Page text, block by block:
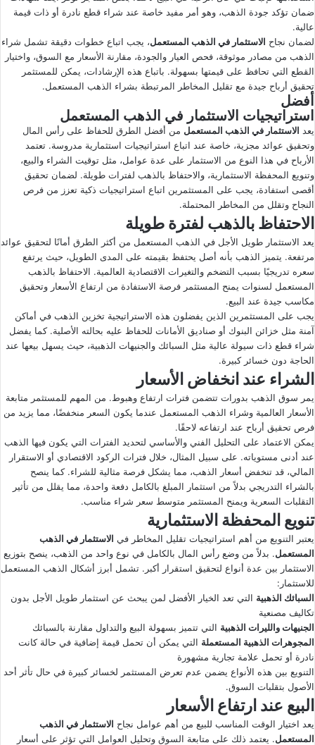
ضمان تؤكد جودة الذهب، وهو أمر مفيد خاصة عند شراء قطع نادرة أو ذات قيمة
عالية.
لضمان نجاح الاستثمار في الذهب المستعمل، يجب اتباع خطوات دقيقة تشمل شراء
الذهب من مصادر موثوقة، فحص العيار والجودة، مقارنة الأسعار مع السوق، واختيار
القطع التي تحافظ على قيمتها بسهولة. باتباع هذه الإرشادات، يمكن للمستثمر
تحقيق أرباح جيدة مع تقليل المخاطر المرتبطة بشراء الذهب المستعمل.
أفضل
استراتيجيات الاستثمار في الذهب المستعمل
يعد الاستثمار في الذهب المستعمل من أفضل الطرق للحفاظ على رأس المال
وتحقيق عوائد مجزية، خاصة عند اتباع استراتيجيات استثمارية مدروسة. تعتمد
الأرباح في هذا النوع من الاستثمار على عدة عوامل، مثل توقيت الشراء والبيع،
وتنويع المحفظة الاستثمارية، والاحتفاظ بالذهب لفترات طويلة. لضمان تحقيق
أقصى استفادة، يجب على المستثمرين اتباع استراتيجيات ذكية تعزز من فرص
النجاح وتقلل من المخاطر المحتملة.
الاحتفاظ بالذهب لفترة طويلة
يعد الاستثمار طويل الأجل في الذهب المستعمل من أكثر الطرق أمانًا لتحقيق عوائد
مرتفعة. يتميز الذهب بأنه أصل يحتفظ بقيمته على المدى الطويل، حيث يرتفع
سعره تدريجيًا بسبب التضخم والتغيرات الاقتصادية العالمية. الاحتفاظ بالذهب
المستعمل لسنوات يمنح المستثمر فرصة الاستفادة من ارتفاع الأسعار وتحقيق
مكاسب جيدة عند البيع.
يجب على المستثمرين الذين يفضلون هذه الاستراتيجية تخزين الذهب في أماكن
آمنة مثل خزائن البنوك أو صناديق الأمانات للحفاظ عليه بحالته الأصلية. كما يفضل
شراء قطع ذات سيولة عالية مثل السبائك والجنيهات الذهبية، حيث يسهل بيعها عند
الحاجة دون خسائر كبيرة.
الشراء عند انخفاض الأسعار
يمر سوق الذهب بدورات تتضمن فترات ارتفاع وهبوط. من المهم للمستثمر متابعة
الأسعار العالمية وشراء الذهب المستعمل عندما يكون السعر منخفضًا، مما يزيد من
فرص تحقيق أرباح عند ارتفاعه لاحقًا.
يمكن الاعتماد على التحليل الفني والأساسي لتحديد الفترات التي يكون فيها الذهب
عند أدنى مستوياته. على سبيل المثال، خلال فترات الركود الاقتصادي أو الاستقرار
المالي، قد تنخفض أسعار الذهب، مما يشكل فرصة مثالية للشراء. كما ينصح
بالشراء التدريجي بدلاً من استثمار المبلغ بالكامل دفعة واحدة، مما يقلل من تأثير
التقلبات السعرية ويمنح المستثمر متوسط سعر شراء مناسب.
تنويع المحفظة الاستثمارية
يعتبر التنويع من أهم استراتيجيات تقليل المخاطر في الاستثمار في الذهب
المستعمل. بدلاً من وضع رأس المال بالكامل في نوع واحد من الذهب، ينصح بتوزيع
الاستثمار بين عدة أنواع لتحقيق استقرار أكبر. تشمل أبرز أشكال الذهب المستعمل
للاستثمار:
السبائك الذهبية التي تعد الخيار الأفضل لمن يبحث عن استثمار طويل الأجل بدون
تكاليف مصنعية
الجنيهات والليرات الذهبية التي تتميز بسهولة البيع والتداول مقارنة بالسبائك
المجوهرات الذهبية المستعملة التي يمكن أن تحمل قيمة إضافية في حالة كانت
نادرة أو تحمل علامة تجارية مشهورة
التنويع بين هذه الأنواع يضمن عدم تعرض المستثمر لخسائر كبيرة في حال تأثر أحد
الأصول بتقلبات السوق.
البيع عند ارتفاع الأسعار
يعد اختيار الوقت المناسب للبيع من أهم عوامل نجاح الاستثمار في الذهب
المستعمل. يعتمد ذلك على متابعة السوق وتحليل العوامل التي تؤثر على أسعار